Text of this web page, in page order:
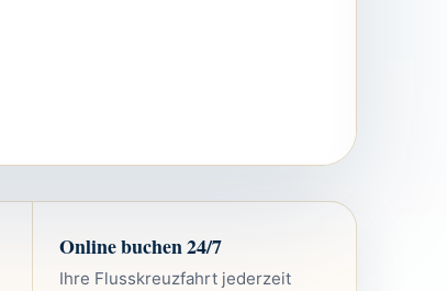
Online buchen 24/7
Ihre Flusskreuzfahrt jederzeit